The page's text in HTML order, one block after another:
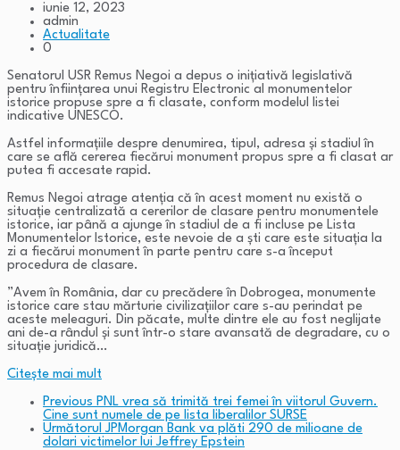
iunie 12, 2023
admin
Actualitate
0
Senatorul USR Remus Negoi a depus o inițiativă legislativă
pentru înființarea unui Registru Electronic al monumentelor
istorice propuse spre a fi clasate, conform modelul listei
indicative UNESCO.
Astfel informațiile despre denumirea, tipul, adresa și stadiul în
care se află cererea fiecărui monument propus spre a fi clasat ar
putea fi accesate rapid.
Remus Negoi atrage atenția că în acest moment nu există o
situație centralizată a cererilor de clasare pentru monumentele
istorice, iar până a ajunge în stadiul de a fi incluse pe Lista
Monumentelor Istorice, este nevoie de a ști care este situația la
zi a fiecărui monument în parte pentru care s-a început
procedura de clasare.
”Avem în România, dar cu precădere în Dobrogea, monumente
istorice care stau mărturie civilizațiilor care s-au perindat pe
aceste meleaguri. Din păcate, multe dintre ele au fost neglijate
ani de-a rândul și sunt într-o stare avansată de degradare, cu o
situație juridică…
Citeşte mai mult
Previous PNL vrea să trimită trei femei în viitorul Guvern.
Cine sunt numele de pe lista liberalilor SURSE
Următorul JPMorgan Bank va plăti 290 de milioane de
dolari victimelor lui Jeffrey Epstein